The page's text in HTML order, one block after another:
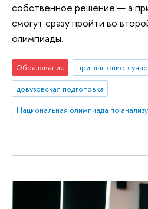
собственное решение — а
смогут сразу пройти во
олимпиады.
Образование
приглашение к
довузовская подготовка